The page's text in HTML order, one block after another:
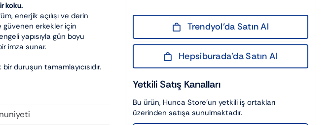
koku.
enerjik açılışı ve derin
erkekler için
yapısıyla gün boyu
imza sunar.
duruşun tamamlayıcısıdır.
Trendyol’da Satın Al
Hepsiburada’da Satın Al
Yetkili Satış Kanalları
Bu ürün, Hunca Store’un yetkili iş ortakları
üzerinden satışa sunulmaktadır.